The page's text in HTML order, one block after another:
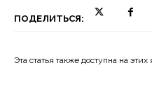
ПОДЕЛИТЬСЯ:
Эта статья также доступна на этих